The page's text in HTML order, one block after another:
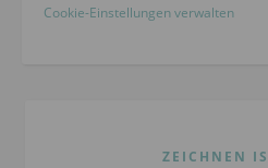
Cookie-Einstellungen verwalten
ZEICHNEN